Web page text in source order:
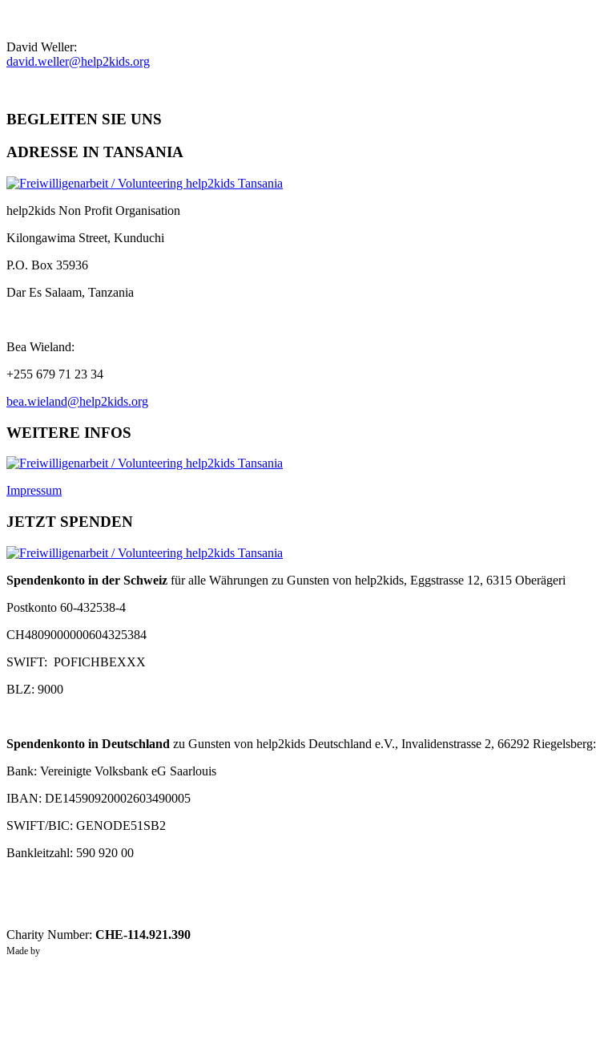
David Weller:
david.weller@help2kids.org
BEGLEITEN SIE UNS
ADRESSE IN TANSANIA
help2kids Non Profit Organisation
Kilongawima Street, Kunduchi
P.O. Box 35936
Dar Es Salaam, Tanzania
Bea Wieland:
+255 679 71 23 34
bea.wieland@help2kids.org
WEITERE INFOS
Impressum
JETZT SPENDEN
Spendenkonto in der Schweiz für alle Währungen zu Gunsten von help2kids, Eggstrasse 12, 6315 Oberägeri
Postkonto 60-432538-4
CH4809000000604325384
SWIFT: POFICHBEXXX
BLZ: 9000
Spendenkonto in Deutschland zu Gunsten von help2kids Deutschland e.V., Invalidenstrasse 2, 66292 Riegelsberg:
Bank: Vereinigte Volksbank eG Saarlouis
IBAN: DE14590920002603490005
SWIFT/BIC: GENODE51SB2
Bankleitzahl: 590 920 00
Charity Number: CHE-114.921.390
Made by